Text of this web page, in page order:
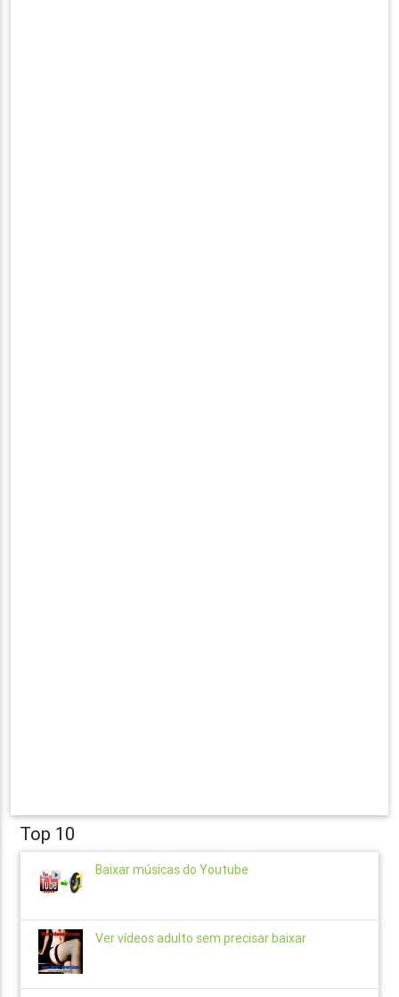
Top 10
Baixar músicas do Youtube
Ver vídeos adulto sem precisar baixar